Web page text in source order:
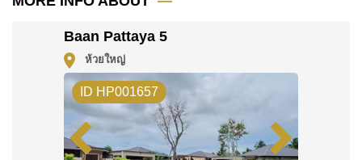
มัดจำ 2 เดือนก่อนเข้าอยู่อาศัย
ค้นพบโอกาสในการทำให้ที่อยู่อาศัยนี้เป็นบ้านในฝันของ
ติดต่อ Cornerstone Real Estate โทร +6638411250
หรือ อีเมลinfo@cornerstone.co.th
WhatsApp ของสำนักงาน:+66807945904
และ LINE:
@cornerstonepattaya
Baan Pattaya 5
ห้วยใหญ่
ID HP001657